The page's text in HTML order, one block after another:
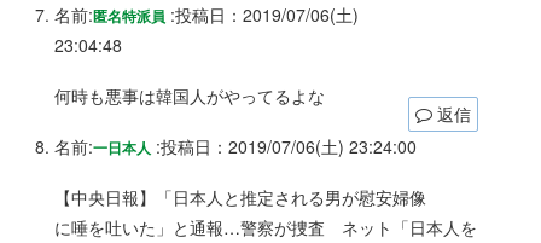
名前:匿名特派員 :投稿日：2019/07/06(土)
23:04:48
何時も悪事は韓国人がやってるよな
返信
名前:一日本人 :投稿日：2019/07/06(土) 23:24:00
【中央日報】「日本人と推定される男が慰安婦像
に唾を吐いた」と通報…警察が捜査 ネット「日本人を